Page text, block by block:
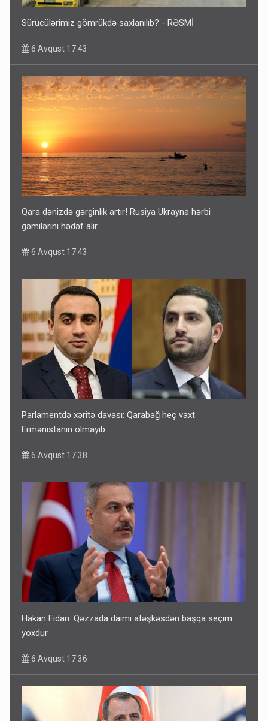
Sürücülərimiz gömrükdə saxlanılıb? - RƏSMİ
6 Avqust 17:43
Qara dənizdə gərginlik artır! Rusiya Ukrayna hərbi
gəmilərini hədəf alır
6 Avqust 17:43
Parlamentdə xəritə davası: Qarabağ heç vaxt
Ermənistanın olmayıb
6 Avqust 17:38
Hakan Fidan: Qəzzada daimi atəşkəsdən başqa seçim
yoxdur
6 Avqust 17:36